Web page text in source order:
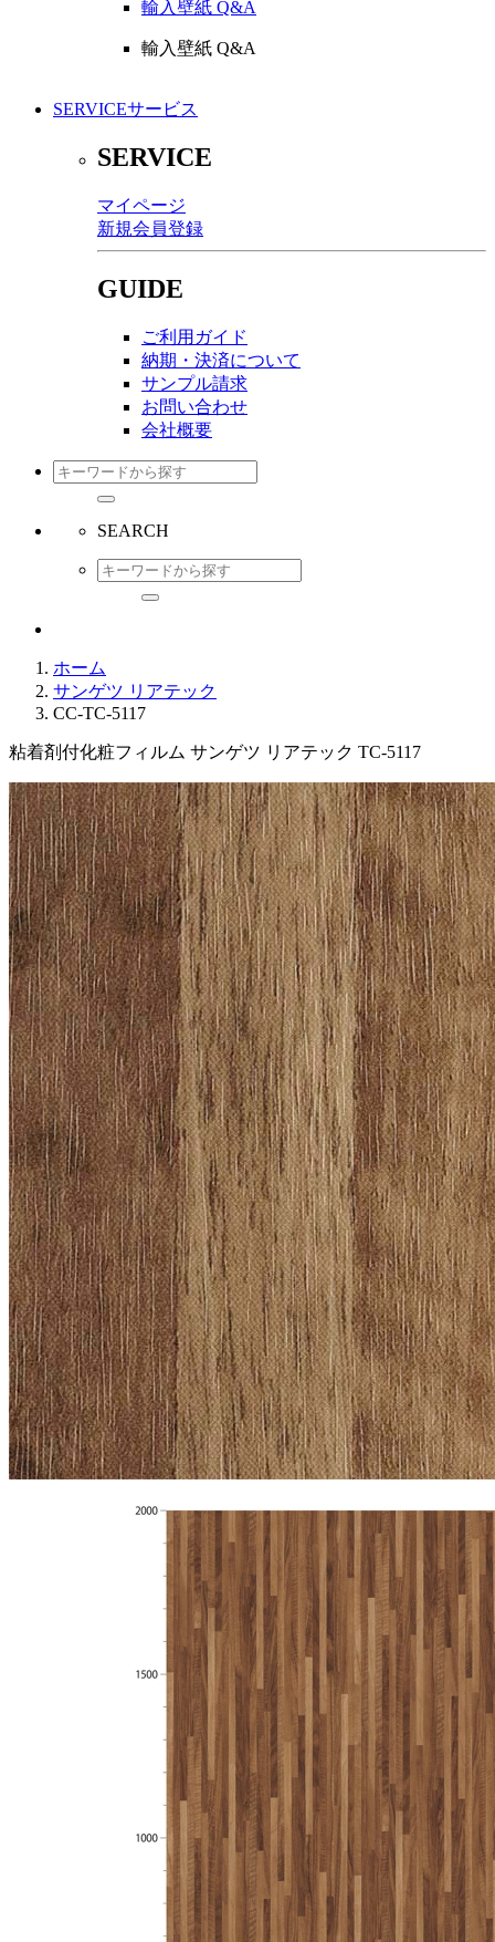
輸入壁紙 Q&A
輸入壁紙 Q&A
SERVICEサービス
SERVICE
マイページ
新規会員登録
GUIDE
ご利用ガイド
納期・決済について
サンプル請求
お問い合わせ
会社概要
SEARCH
ホーム
サンゲツ リアテック
CC-TC-5117
粘着剤付化粧フィルム サンゲツ リアテック TC-5117